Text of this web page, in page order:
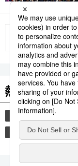
熱門關鍵詞
禮儀 教育
人口